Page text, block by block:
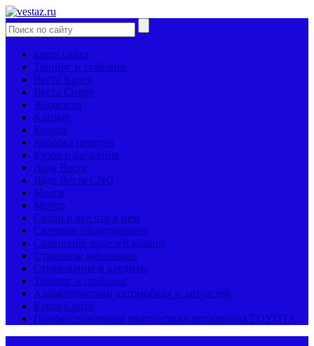
карта сайта
Тюнинг и стайлинг
Веста Кросс
Веста Спорт
Жидкости
Климат
Колеса
Коробка передач
Кузов и багажник
Лада Веста
Лада Веста CNG
Мозги
Мотор
Салон и все что в нем
Световое оборудование
Сравнение моделей машин
Страницы механиков
Страхование и кредиты
Тюнинг и стайлинг
Характеристики автомобиля и запчастей
Карта Сайта
Профессиональная диагностика автомобиля TOYOTA